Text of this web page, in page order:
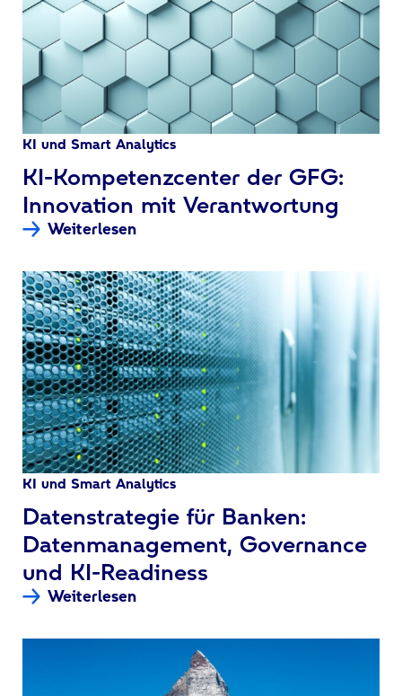
KI und Smart Analytics
:KI-Kompetenzcenter der GFG:
Innovation mit Verantwortung
Weiterlesen
KI und Smart Analytics
:Datenstrategie für Banken:
Datenmanagement, Governance
und KI-Readiness
Weiterlesen